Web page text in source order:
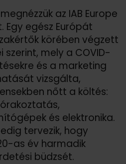
az IAB Europe
Egy egész Európát
körében végzett
mely a COVID-
és a marketing
vizsgálta,
nőtt a költés:
és elektronika.
tervezik, hogy
as év harmadik
büdzsét.